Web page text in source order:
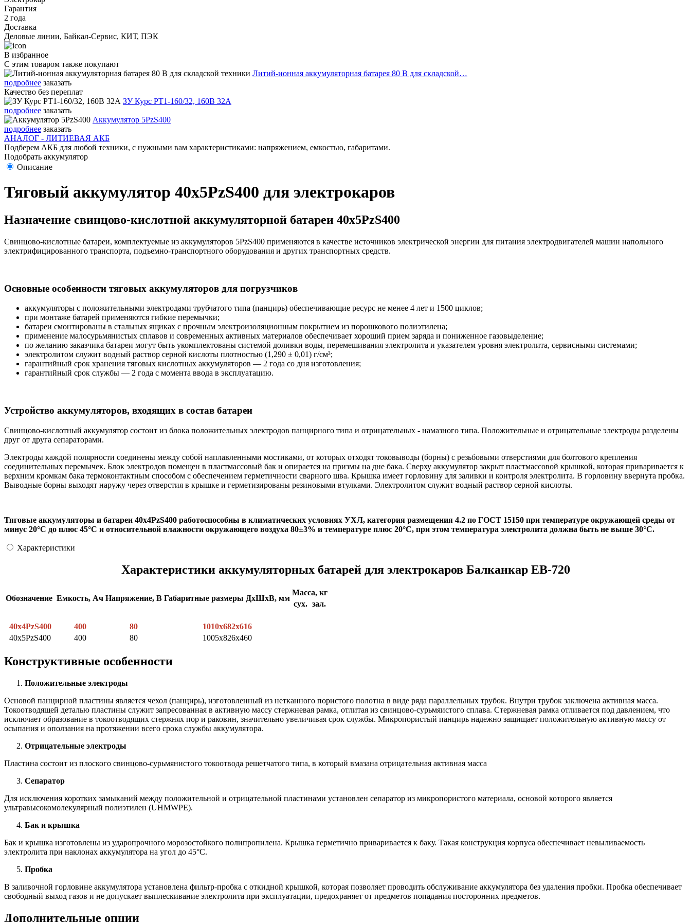
Гарантия
2 года
Доставка
Деловые линии, Байкал-Сервис, КИТ, ПЭК
В избранное
С этим товаром также покупают
Литий-ионная аккумуляторная батарея 80 В для складской…
подробнее заказать
Качество без переплат
ЗУ Курс PT1-160/32, 160В 32А
подробнее заказать
Аккумулятор 5PzS400
подробнее заказать
АНАЛОГ - ЛИТИЕВАЯ АКБ
Подберем АКБ для любой техники, с нужными вам характеристиками: напряжением, емкостью, габаритами.
Подобрать аккумулятор
Описание
Тяговый аккумулятор 40х5PzS400 для электрокаров
Назначение свинцово-кислотной аккумуляторной батареи 40х5PzS400
Свинцово-кислотные батареи, комплектуемые из аккумуляторов 5PzS400 применяются в качестве источников электрической энергии для питания электродвигателей машин напольного
электрифицированного транспорта, подъемно-транспортного оборудования и других транспортных средств.
Основные особенности тяговых аккумуляторов для погрузчиков
аккумуляторы с положительными электродами трубчатого типа (панцирь) обеспечивающие ресурс не менее 4 лет и 1500 циклов;
при монтаже батарей применяются гибкие перемычки;
батареи смонтированы в стальных ящиках с прочным электроизоляционным покрытием из порошкового полиэтилена;
применение малосурьмянистых сплавов и современных активных материалов обеспечивает хороший прием заряда и пониженное газовыделение;
по желанию заказчика батареи могут быть укомплектованы системой доливки воды, перемешивания электролита и указателем уровня электролита, сервисными системами;
электролитом служит водный раствор серной кислоты плотностью (1,290 ± 0,01) г/см³;
гарантийный срок хранения тяговых кислотных аккумуляторов — 2 года со дня изготовления;
гарантийный срок службы — 2 года с момента ввода в эксплуатацию.
Устройство аккумуляторов, входящих в состав батареи
Свинцово-кислотный аккумулятор состоит из блока положительных электродов панцирного типа и отрицательных - намазного типа. Положительные и отрицательные электроды разделены
друг от друга сепараторами.
Электроды каждой полярности соединены между собой наплавленными мостиками, от которых отходят токовыводы (борны) с резьбовыми отверстиями для болтового крепления
соединительных перемычек. Блок электродов помещен в пластмассовый бак и опирается на призмы на дне бака. Сверху аккумулятор закрыт пластмассовой крышкой, которая приваривается к
верхним кромкам бака термоконтактным способом с обеспечением герметичности сварного шва. Крышка имеет горловину для заливки и контроля электролита. В горловину ввернута пробка.
Выводные борны выходят наружу через отверстия в крышке и герметизированы резиновыми втулками. Электролитом служит водный раствор серной кислоты.
Тяговые аккумуляторы и батареи 40х4PzS400 работоспособны в климатических условиях УХЛ, категория размещения 4.2 по ГОСТ 15150 при температуре окружающей среды от
минус 20°С до плюс 45°С и относительной влажности окружающего воздуха 80±3% и температуре плюс 20°С, при этом температура электролита должна быть не выше 30°С.
Характеристики
Характеристики аккумуляторных батарей для электрокаров Балканкар ЕВ-720
Обозначение Емкость, Ач Напряжение, В Габаритные размеры ДхШхВ, мм
Масса, кг
сух. зал.
40х4PzS400 400 80
1010x682x616
40x5PzS400
400 80 1005x826x460
Конструктивные особенности
Положительные электроды
Основой панцирной пластины является чехол (панцирь), изготовленный из нетканного пористого полотна в виде ряда параллельных трубок. Внутри трубок заключена активная масса.
Токоотводящей деталью пластины служит запресованная в активную массу стержневая рамка, отлитая из свинцово-сурьмяистого сплава. Стержневая рамка отливается под давлением, что
исключает образование в токоотводящих стержнях пор и раковин, значительно увеличивая срок службы. Микропористый панцирь надежно защищает положительную активную массу от
осыпания и оползания на протяжении всего срока службы аккумулятора.
Отрицательные электроды
Пластина состоит из плоского свинцово-сурьмянистого токоотвода решетчатого типа, в который вмазана отрицательная активная масса
Сепаратор
Для исключения коротких замыканий между положительной и отрицательной пластинами установлен сепаратор из микропористого материала, основой которого является
ультравысокомолекулярный полиэтилен (UHMWPE).
Бак и крышка
Бак и крышка изготовлены из ударопрочного морозостойкого полипропилена. Крышка герметично приваривается к баку. Такая конструкция корпуса обеспечивает невыливаемость
электролита при наклонах аккумулятора на угол до 45°С.
Пробка
В заливочной горловине аккумулятора установлена фильтр-пробка с откидной крышкой, которая позволяет проводить обслуживание аккумулятора без удаления пробки. Пробка обеспечивает
свободный выход газов и не допускает выплескивание электролита при эксплуатации, предохраняет от предметов попадания посторонних предметов.
Дополнительные опции